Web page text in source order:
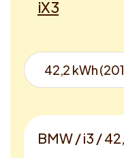
iX3
BMW / i3 /